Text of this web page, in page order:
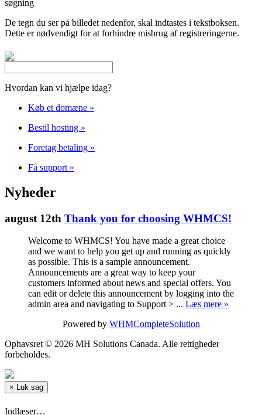
søgning
De tegn du ser på billedet nedenfor, skal indtastes i tekstboksen.
Dette er nødvendigt for at forhindre misbrug af registreringerne.
Hvordan kan vi hjælpe idag?
Køb et domæne »
Bestil hosting »
Foretag betaling »
Få support »
Nyheder
august 12th Thank you for choosing WHMCS!
Welcome to WHMCS! You have made a great choice
and we want to help you get up and running as quickly
as possible. This is a sample announcement.
Announcements are a great way to keep your
customers informed about news and special offers. You
can edit or delete this announcement by logging into the
admin area and navigating to Support > ... Læs mere »
Powered by WHMCompleteSolution
Ophavsret © 2026 MH Solutions Canada. Alle rettigheder
forbeholdes.
× Luk sag
Indlæser…